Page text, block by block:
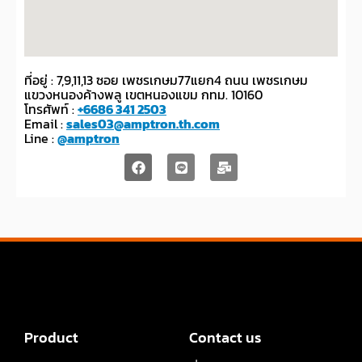
ที่อยู่ : 7,9,11,13 ซอย เพชรเกษม77แยก4 ถนน เพชรเกษม
แขวงหนองค้างพลู เขตหนองแขม กทม. 10160
โทรศัพท์ :+6686 341 2503
Email :sales03@amptron.th.com
Line :@amptron
Product
Contact us